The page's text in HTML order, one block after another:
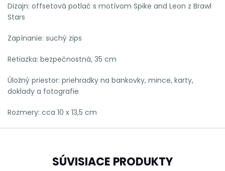
Dizajn: offsetová potlač s motívom Spike and Leon z Brawl
Stars
Zapínanie: suchý zips
Retiazka: bezpečnostná, 35 cm
Úložný priestor: priehradky na bankovky, mince, karty,
doklady a fotografie
Rozmery: cca 10 x 13,5 cm
SÚVISIACE PRODUKTY